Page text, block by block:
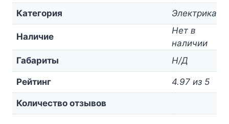
Категория Электрика
Наличие
Нет в
наличии
Габариты
Н/Д
Рейтинг 4.97 из 5
Количество отзывов